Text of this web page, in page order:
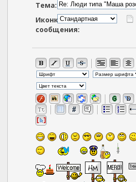
Тема:
Иконка
сообщения: